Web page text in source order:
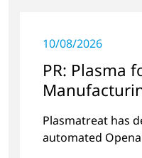
10/08/2026
PR: Plasma
Plasmatreat has
automated